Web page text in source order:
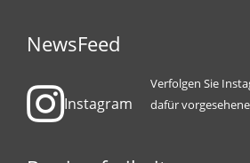
NewsFeed
Instagram
Verfolgen Sie
dafür